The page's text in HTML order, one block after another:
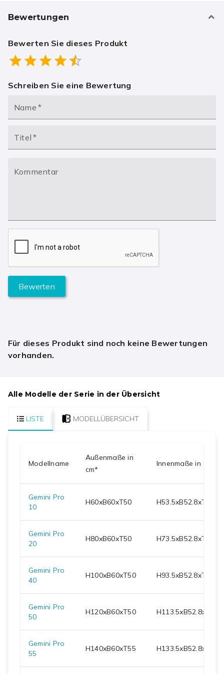
Bewertungen
Bewerten Sie dieses Produkt
0.5 Stars
1 Star1.5 Stars
2 Stars
2.5 Stars
3 Stars
3.5 Stars
4 Stars4.5 Stars
5 Stars
Schreiben Sie eine Bewertung
Name *
Titel *
Kommentar
Bewerten
Für dieses Produkt sind noch keine Bewertungen
vorhanden.
Alle Modelle der Serie in der Übersicht
LISTE MODELLÜBERSICHT
Modellname
Außenmaße in
cm*
Innenmaße in cm
Gemini Pro
10
H60xB60xT50 H53.5xB52.8xT
Gemini Pro
20
H80xB60xT50 H73.5xB52.8xT
Gemini Pro
40
H100xB60xT50 H93.5xB52.8xT
Gemini Pro
50
H120xB60xT50 H113.5xB52.8xT
Gemini Pro
55
H140xB60xT55 H133.5xB52.8xT